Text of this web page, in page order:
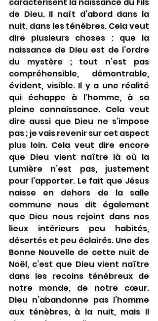
de Dieu. Il naît d’abord dans la
nuit, dans les ténèbres. Cela veut
dire plusieurs choses : que la
naissance de Dieu est de l’ordre
du mystère ; tout n’est pas
compréhensible, démontrable,
évident, visible. Il y a une réalité
qui échappe à l’homme, à sa
pleine connaissance. Cela veut
dire aussi que Dieu ne s’impose
pas ; je vais revenir sur cet aspect
plus loin. Cela veut dire encore
que Dieu vient naître là où la
Lumière n’est pas, justement
pour l’apporter. Le fait que Jésus
naisse en dehors de la salle
commune nous dit également
que Dieu nous rejoint dans nos
lieux intérieurs peu habités,
désertés et peu éclairés. Une des
Bonne Nouvelle de cette nuit de
Noël, c’est que Dieu vient naître
dans les recoins ténébreux de
notre monde, de notre cœur.
Dieu n’abandonne pas l’homme
aux ténèbres, à la nuit, mais Il